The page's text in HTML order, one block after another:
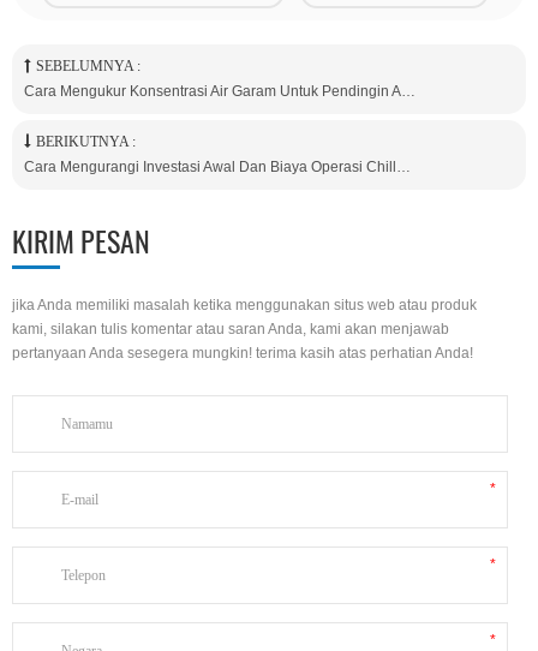
SEBELUMNYA :
BERIKUTNYA :
KIRIM PESAN
jika Anda memiliki masalah ketika menggunakan situs web atau produk
kami, silakan tulis komentar atau saran Anda, kami akan menjawab
pertanyaan Anda sesegera mungkin! terima kasih atas perhatian Anda!